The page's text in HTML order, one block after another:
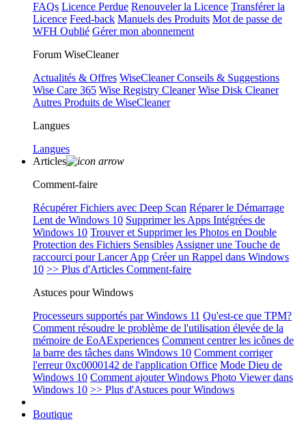
FAQs Licence Perdue Renouveler la Licence Transférer la
Licence Feed-back Manuels des Produits Mot de passe de
WFH Oublié Gérer mon abonnement
Forum WiseCleaner
Actualités & Offres WiseCleaner Conseils & Suggestions
Wise Care 365 Wise Registry Cleaner Wise Disk Cleaner
Autres Produits de WiseCleaner
Langues
Langues
Articles
Comment-faire
Récupérer Fichiers avec Deep Scan Réparer le Démarrage
Lent de Windows 10 Supprimer les Apps Intégrées de
Windows 10 Trouver et Supprimer les Photos en Double
Protection des Fichiers Sensibles Assigner une Touche de
raccourci pour Lancer App Créer un Rappel dans Windows
10 >> Plus d'Articles Comment-faire
Astuces pour Windows
Processeurs supportés par Windows 11 Qu'est-ce que TPM?
Comment résoudre le problème de l'utilisation élevée de la
mémoire de EoAExperiences Comment centrer les icônes de
la barre des tâches dans Windows 10 Comment corriger
l'erreur 0xc0000142 de l'application Office Mode Dieu de
Windows 10 Comment ajouter Windows Photo Viewer dans
Windows 10 >> Plus d'Astuces pour Windows
Boutique